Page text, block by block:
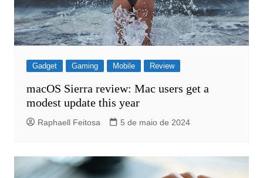
Gadget Gaming Mobile Review
macOS Sierra review: Mac users get a
modest update this year
Raphaell Feitosa 5 de maio de 2024